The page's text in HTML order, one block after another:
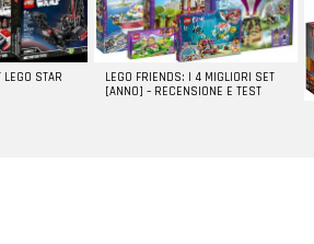
STAR
LEGO FRIENDS: I 4 MIGLIORI SET
[ANNO] – RECENSIONE E TEST